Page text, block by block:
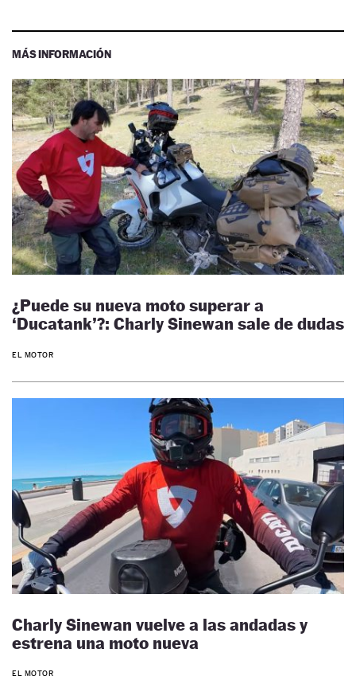
MÁS INFORMACIÓN
¿Puede su nueva moto superar a
‘Ducatank’?: Charly Sinewan sale de dudas
EL MOTOR
Charly Sinewan vuelve a las andadas y
estrena una moto nueva
EL MOTOR